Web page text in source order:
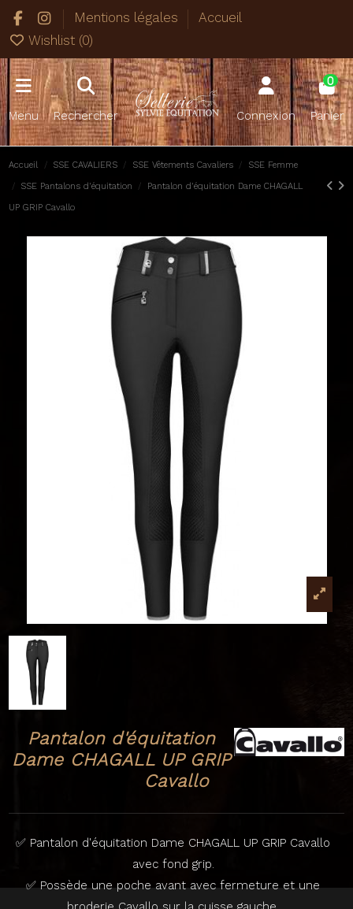
Mentions légales
Accueil
Wishlist (0)
Menu Rechercher Connexion
0
Panier
Accueil SSE CAVALIERS SSE Vêtements Cavaliers SSE Femme
SSE Pantalons d'équitation Pantalon d'équitation Dame CHAGALL
UP GRIP Cavallo
Pantalon d'équitation
Dame CHAGALL UP GRIP
Cavallo
✅ Pantalon d'équitation Dame CHAGALL UP GRIP Cavallo
avec fond grip.
✅ Possède une poche avant avec fermeture et une